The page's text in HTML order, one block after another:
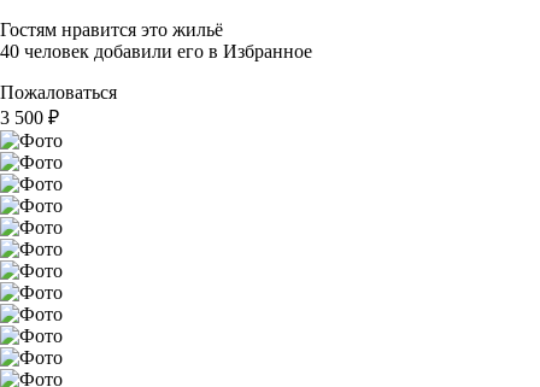
Гостям нравится это жильё
40 человек добавили его в Избранное
Пожаловаться
3 500 ₽